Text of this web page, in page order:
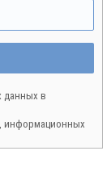
данных в
информационных